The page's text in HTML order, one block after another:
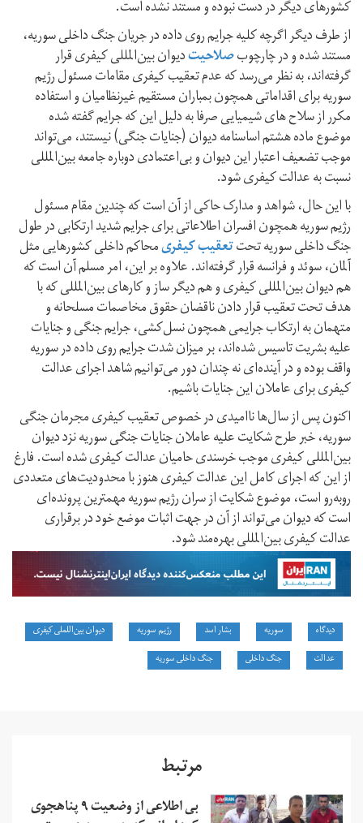
کشورهای دیگر در دست نبوده و مستند نشده است.
از طرف دیگر اگرچه کلیه جرایم روی داده در جریان جنگ داخلی سوریه،
مستند شده و در چارچوبصلاحیتدیوان بین‌المللی کیفری قرار
گرفته‌اند، به نظر می‌رسد که عدم تعقیب کیفری مقامات مسئول رژیم
سوریه برای اقداماتی همچون بمباران مستقیم غیرنظامیان و استفاده
مکرر از سلاح های شیمیایی صرفا به دلیل این که جرایم گفته شده
موضوع ماده هشتم اساسنامه دیوان (جنایات جنگی) نیستند، می‌تواند
موجب تضعیف اعتبار این دیوان و بی‌اعتمادی دوباره جامعه بین‌المللی
نسبت به عدالت کیفری شود.
با این حال، شواهد و مدارک حاکی از آن است که چندین مقام مسئول
رژیم سوریه همچون افسران اطلاعاتی برای جرایم شدید ارتکابی در طول
جنگ داخلی سوریه تحتتعقیب کیفریمحاکم داخلی کشورهایی مثل
آلمان، سوئد و فرانسه قرار گرفته‌اند. علاوه بر این، امر مسلم آن است که
هم دیوان بین‌المللی کیفری و هم دیگر ساز و کارهای بین‌المللی که با
هدف تحت تعقیب قرار دادن ناقضان حقوق مخاصمات مسلحانه و
متهمان به ارتکاب جرایمی همچون نسل‌کشی، جرایم جنگی و جنایات
علیه بشریت تاسیس شده‌اند، بر میزان شدت جرایم روی داده در سوریه
واقف بوده و در آینده‌ای نه چندان دور می‌توانیم شاهد اجرای عدالت
کیفری برای عاملان این جنایات باشیم.
اکنون پس از سال‌ها ناامیدی در خصوص تعقیب کیفری مجرمان جنگی
سوریه، خبر طرح شکایت علیه عاملان جنایات جنگی سوریه نزد دیوان
بین‌المللی کیفری موجب خرسندی حامیان عدالت کیفری شده است. فارغ
از این که اجرای کامل این عدالت کیفری هنوز با محدودیت‌های متعددی
روبه‌رو است، موضوع شکایت از سران رژیم سوریه مهمترین پرونده‌ای
است که دیوان می‌تواند از آن در جهت اثبات موضع خود در برقراری
عدالت کیفری بین‌المللی بهره‌مند شود.
دیدگاه سوریه بشار اسد رژیم سوریه
دیوان بین‌اللملی کیفری
عدالت
جنگ داخلی جنگ داخلی سوریه
مرتبط
بی اطلاعی از وضعیت ۹ پناهجوی